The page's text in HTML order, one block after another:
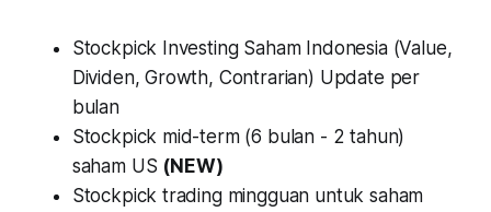
Stockpick Investing Saham Indonesia (Value,
Dividen, Growth, Contrarian) Update per
bulan
Stockpick mid-term (6 bulan - 2 tahun)
saham US (NEW)
Stockpick trading mingguan untuk saham